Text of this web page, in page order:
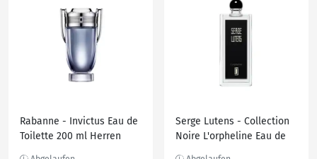
Rabanne - Invictus Eau de
Toilette 200 ml Herren
Serge Lutens - Collection
Noire L'orpheline Eau de